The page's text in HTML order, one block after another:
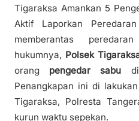
Tigaraksa Amankan 5
Aktif Laporkan
memberantas
hukumnya, Polsek
orang pengedar sabu di
Penangkapan ini di
Tigaraksa, Polresta
kurun waktu sepekan.